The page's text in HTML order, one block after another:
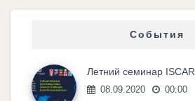
События
Летний семинар ISCAR
08.09.2020 00:00